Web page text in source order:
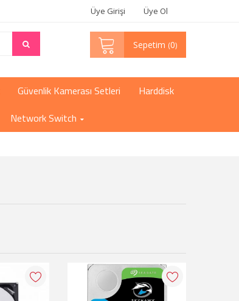
Üye Girişi Üye Ol
Sepetim 0
Güvenlik Kamerası Setleri
Harddisk
Network Switch